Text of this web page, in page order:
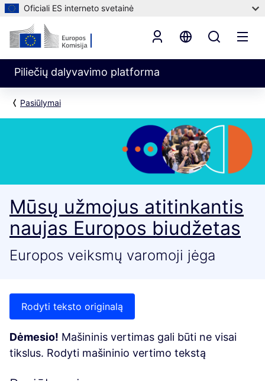
Oficiali ES interneto svetainė
Piliečių dalyvavimo platforma
Pasiūlymai
Mūsų užmojus atitinkantis
naujas Europos biudžetas
Europos veiksmų varomoji jėga
Rodyti teksto originalą
Dėmesio! Mašininis vertimas gali būti ne visai
tikslus. Rodyti mašininio vertimo tekstą